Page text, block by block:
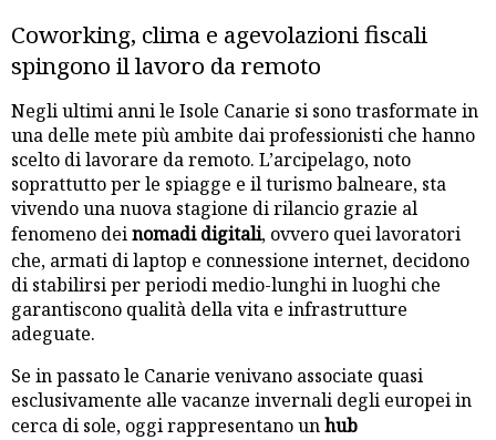
Coworking, clima e agevolazioni fiscali
spingono il lavoro da remoto
Negli ultimi anni le Isole Canarie si sono trasformate in
una delle mete più ambite dai professionisti che hanno
scelto di lavorare da remoto. L’arcipelago, noto
soprattutto per le spiagge e il turismo balneare, sta
vivendo una nuova stagione di rilancio grazie al
fenomeno deinomadi digitali, ovvero quei lavoratori
che, armati di laptop e connessione internet, decidono
di stabilirsi per periodi medio-lunghi in luoghi che
garantiscono qualità della vita e infrastrutture
adeguate.
Se in passato le Canarie venivano associate quasi
esclusivamente alle vacanze invernali degli europei in
cerca di sole, oggi rappresentano unhub